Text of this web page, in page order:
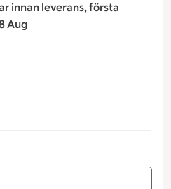
innan leverans, första
Aug